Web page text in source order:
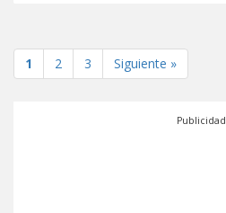
1 2 3 Siguiente »
Publicidad